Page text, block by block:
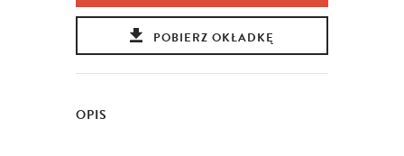
POBIERZ OKŁADKĘ
OPIS